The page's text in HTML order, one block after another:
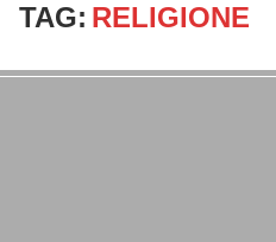
TAG: RELIGIONE